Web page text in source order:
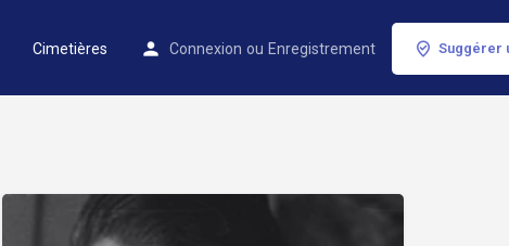
Cimetières Connexion ou Enregistrement Suggérer